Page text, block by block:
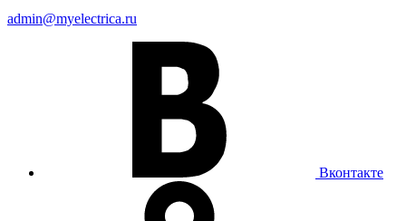
admin@myelectrica.ru
Вконтакте